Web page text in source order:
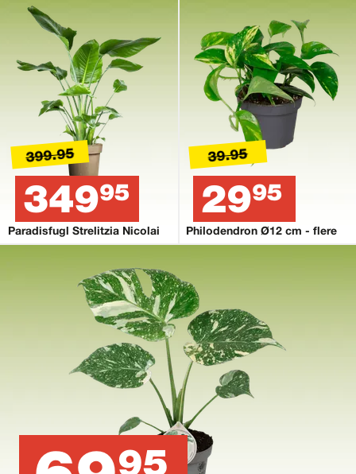
399.95
34995
Paradisfugl Strelitzia Nicolai
39.95
2995
Philodendron Ø12 cm - flere
95